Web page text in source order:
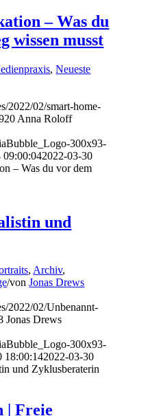
– Was du
wissen musst
,Neueste
2022/02/smart-home-
Anna Roloff
300x93-
09:00:042022-03-30
– Was du vor dem
und
, Archiv,
/vonJonas Drews
2022/02/Unbenannt-
Jonas Drews
300x93-
18:00:142022-03-30
und Zyklusberaterin
| Freie